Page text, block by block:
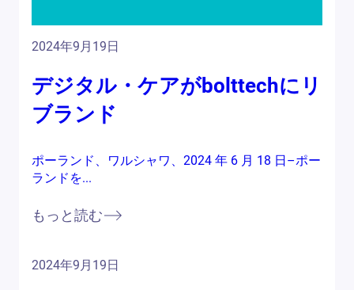
2024年9月19日
デジタル・ケアがbolttechにリ
ブランド
ポーランド、ワルシャワ、2024 年 6 月 18 日–ポー
ランドを...
もっと読む
2024年9月19日